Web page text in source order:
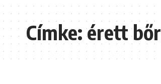
Címke:érett bőr